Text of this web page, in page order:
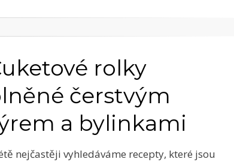
rolky
čerstvým
a bylinkami
nejčastěji vyhledáváme recepty, které jsou